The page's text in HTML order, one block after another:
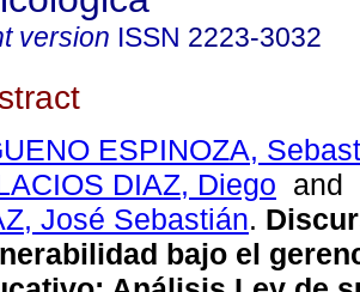
version ISSN 2223-3032
ESPINOZA,
DIAZ, Diego and
José Sebastián.
bajo el